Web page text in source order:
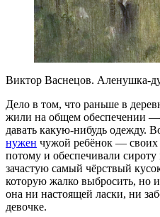
Виктор Васнецов. Аленушка-
Дело в том, что раньше в
жили на общем обеспечении
давать какую-нибудь одежду.
нужен чужой ребёнок — своих
потому и обеспечивали
зачастую самый чёрствый
которую жалко выбросить, но
она ни настоящей ласки, ни
девочке.